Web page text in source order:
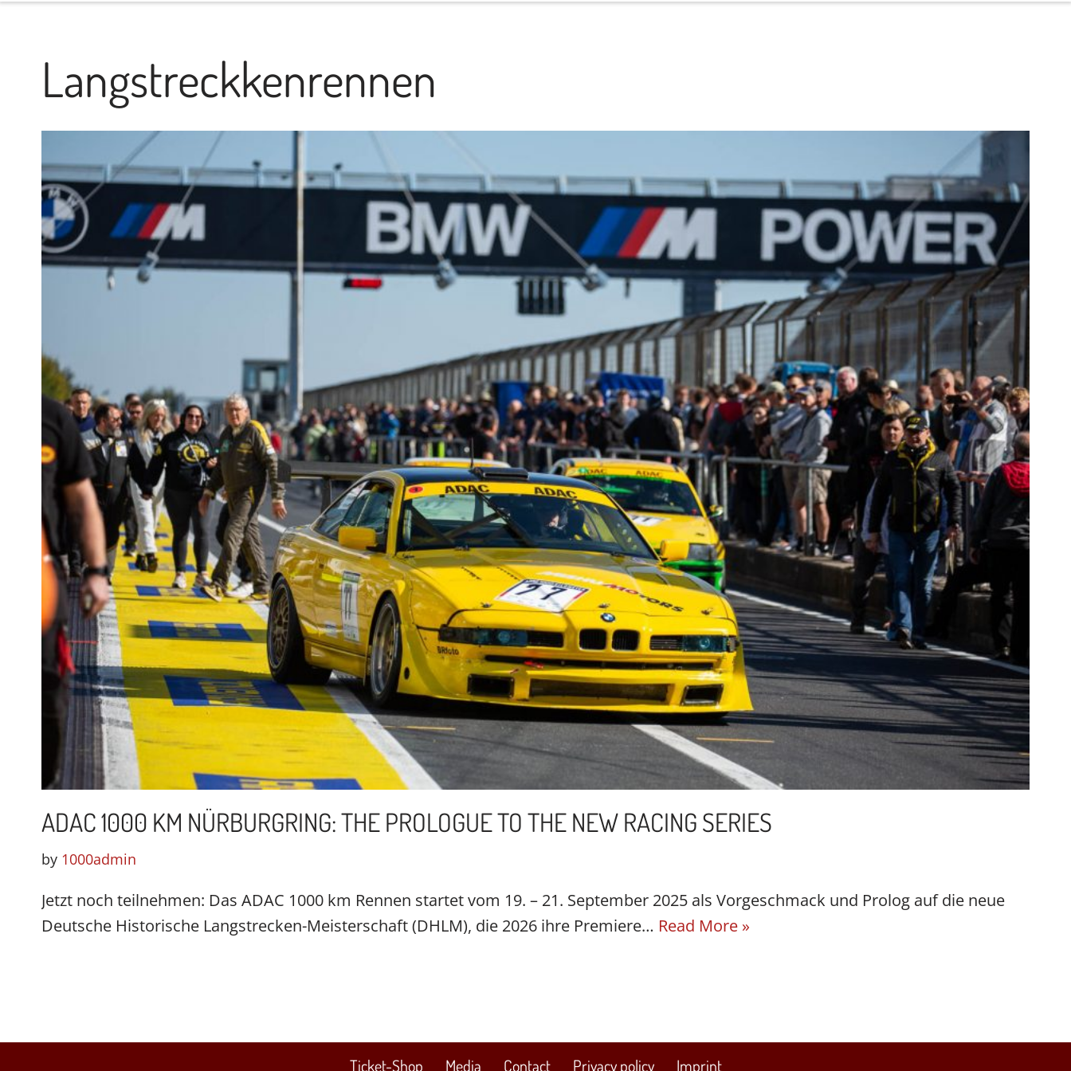
Langstreckkenrennen
ADAC 1000 KM NÜRBURGRING: THE PROLOGUE TO THE NEW RACING SERIES
by 1000admin
Jetzt noch teilnehmen: Das ADAC 1000 km Rennen startet vom 19. – 21. September 2025 als Vorgeschmack und Prolog auf die neue
Deutsche Historische Langstrecken-Meisterschaft (DHLM), die 2026 ihre Premiere… Read More »
Ticket-Shop Media Contact Privacy policy Imprint